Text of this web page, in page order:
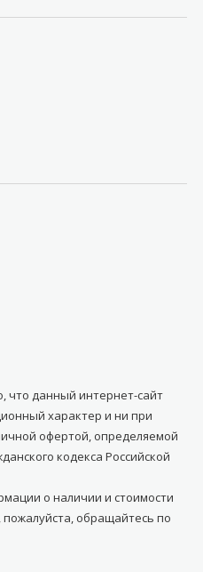
данный интернет-сайт
характер и ни при
офертой, определяемой
кодекса Российской
о наличии и стоимости
пожалуйста, обращайтесь по